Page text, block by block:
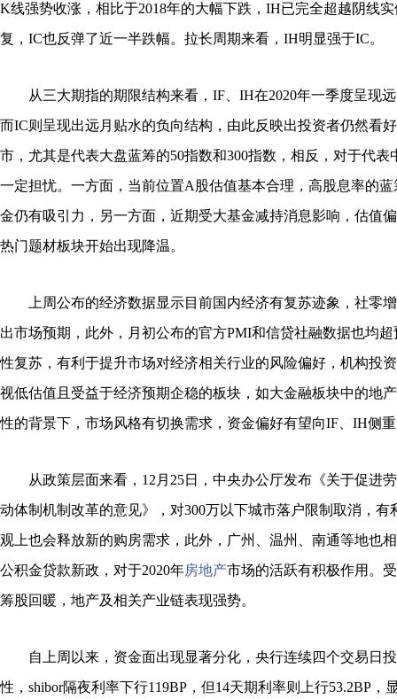
K线强势收涨，相比于2018年的大幅下跌，IH已完全超越阴线
复，IC也反弹了近一半跌幅。拉长周期来看，IH明显强于IC。
从三大期指的期限结构来看，IF、IH在2020年一季度呈现远
而IC则呈现出远月贴水的负向结构，由此反映出投资者仍然看
市，尤其是代表大盘蓝筹的50指数和300指数，相反，对于代表
一定担忧。一方面，当前位置A股估值基本合理，高股息率的
金仍有吸引力，另一方面，近期受大基金减持消息影响，估值
热门题材板块开始出现降温。
上周公布的经济数据显示目前国内经济有复苏迹象，社零
出市场预期，此外，月初公布的官方PMI和信贷社融数据也均
性复苏，有利于提升市场对经济相关行业的风险偏好，机构投
视低估值且受益于经济预期企稳的板块，如大金融板块中的地
性的背景下，市场风格有切换需求，资金偏好有望向IF、IH侧
从政策层面来看，12月25日，中央办公厅发布《关于促进
动体制机制改革的意见》，对300万以下城市落户限制取消，有
观上也会释放新的购房需求，此外，广州、温州、南通等地也
公积金贷款新政，对于2020年房地产市场的活跃有积极作用。
筹股回暖，地产及相关产业链表现强势。
自上周以来，资金面出现显著分化，央行连续四个交易日投
性，shibor隔夜利率下行119BP，但14天期利率则上行53.2BP，